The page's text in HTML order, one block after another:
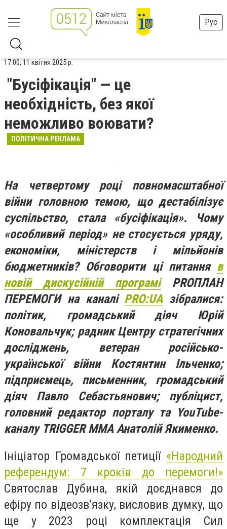
Рус
17:00, 11 квітня 2025 р.
"Бусіфікація" — це
необхідність, без якої
неможливо воювати?
ПОЛІТИЧНА РЕКЛАМА
На четвертому році повномасштабної
війни головною темою, що дестабілізує
суспільство, стала «бусіфікація». Чому
«особливий період» не стосується уряду,
економіки, міністерств і мільйонів
бюджетників? Обговорити ці питання в
новій дискусійній програміPRОПЛАН
ПЕРЕМОГИ на каналі PRO:UA зібралися:
політик, громадський діяч Юрій
Коновальчук; радник Центру стратегічних
досліджень, ветеран російсько-
української війни Костянтин Ільченко;
підприємець, письменник, громадський
діяч Павло Себастьянович; публіцист,
головний редактор порталу та YouTube-
каналу TRIGGER MMA Анатолій Якименко.
Ініціатор Громадської петиції «Народний
референдум: 7 кроків до перемоги!»
Святослав Дубина, якій доєднався до
ефіру по відеозв’язку, висловив думку, що
ще у 2023 році комплектація Сил